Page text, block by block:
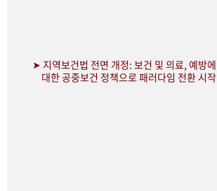
➤ 지역보건법 전면 개정: 보건 및 의료, 예방에
대한 공중보건 정책으로 패러다임 전환 시작